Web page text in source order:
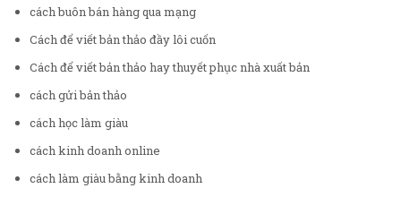
cách buôn bán hàng qua mạng
Cách để viết bản thảo đầy lôi cuốn
Cách để viết bản thảo hay thuyết phục nhà xuất bản
cách gửi bản thảo
cách học làm giàu
cách kinh doanh online
cách làm giàu bằng kinh doanh